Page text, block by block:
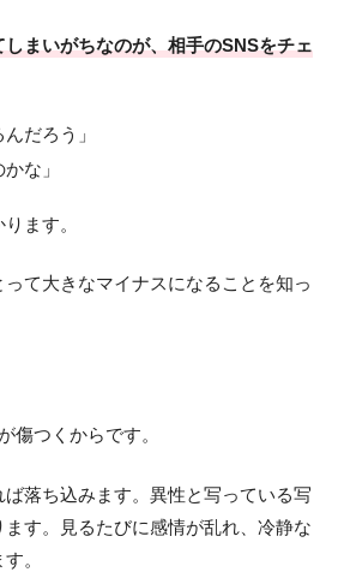
まいがちなのが、相手のSNSをチェ
だろう」
な」
ます。
て大きなマイナスになることを知っ
傷つくからです。
落ち込みます。異性と写っている写
す。見るたびに感情が乱れ、冷静な
。